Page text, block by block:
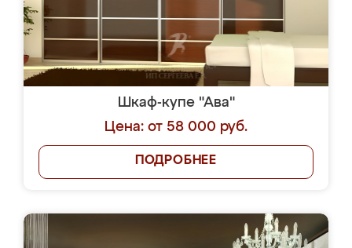
Шкаф-купе "Ава"
Цена: от 58 000 руб.
ПОДРОБНЕЕ